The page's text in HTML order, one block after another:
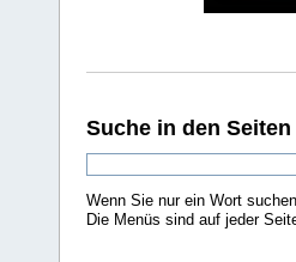
Suche in den Seiten
Wenn Sie nur ein Wort
Die Menüs sind auf jeder